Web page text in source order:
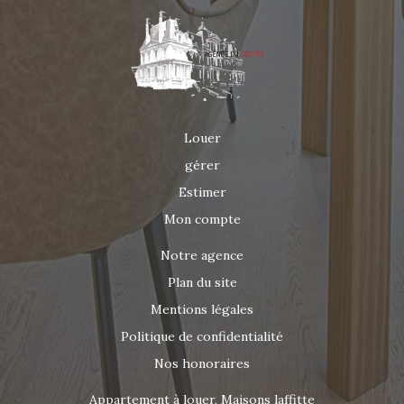
AGENCE DU CENTRE au 06 63 47 49 70 ou par email :
agenceducentrelocation@gmail.com .
Louer
gérer
Estimer
Mon compte
Notre agence
Plan du site
Mentions légales
Politique de confidentialité
Nos honoraires
Appartement à louer, Maisons laffitte